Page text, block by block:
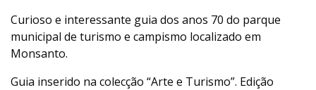
Curioso e interessante guia dos anos 70 do parque
municipal de turismo e campismo localizado em
Monsanto.
Guia inserido na colecção “Arte e Turismo”. Edição